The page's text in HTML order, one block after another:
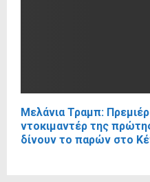
Μελάνια Τραμπ:
ντοκιμαντέρ της
δίνουν το παρών στο